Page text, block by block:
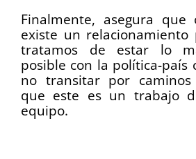
Finalmente, asegura que
existe un
tratamos de estar lo
posible con la política-país
no transitar por caminos
que este es un trabajo
equipo.